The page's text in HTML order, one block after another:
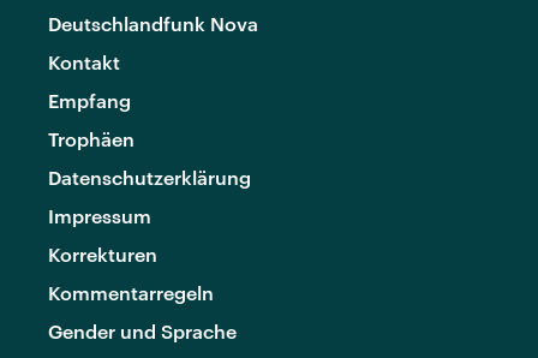
Deutschlandfunk Nova
Kontakt
Empfang
Trophäen
Datenschutzerklärung
Impressum
Korrekturen
Kommentarregeln
Gender und Sprache